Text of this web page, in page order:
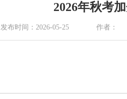
2026年秋考
发布时间：2026-05-25 作者：